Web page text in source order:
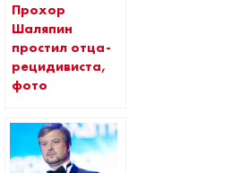
Прохор
Шаляпин
простил отца-
рецидивиста,
фото